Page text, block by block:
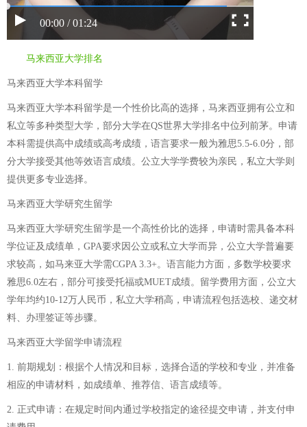
00:00 / 01:24
马来西亚大学排名
马来西亚大学本科留学
马来西亚大学本科留学是一个性价比高的选择，马来西亚拥有公立和
私立等多种类型大学，部分大学在QS世界大学排名中位列前茅。申请
本科需提供高中成绩或高考成绩，语言要求一般为雅思5.5-6.0分，部
分大学接受其他等效语言成绩。公立大学学费较为亲民，私立大学则
提供更多专业选择。
马来西亚大学研究生留学
马来西亚大学研究生留学是一个高性价比的选择，申请时需具备本科
学位证及成绩单，GPA要求因公立或私立大学而异，公立大学普遍要
求较高，如马来亚大学需CGPA 3.3+。语言能力方面，多数学校要求
雅思6.0左右，部分可接受托福或MUET成绩。留学费用方面，公立大
学年均约10-12万人民币，私立大学稍高，申请流程包括选校、递交材
料、办理签证等步骤。
马来西亚大学留学申请流程
1. 前期规划：根据个人情况和目标，选择合适的学校和专业，并准备
相应的申请材料，如成绩单、推荐信、语言成绩等。
2. 正式申请：在规定时间内通过学校指定的途径提交申请，并支付申